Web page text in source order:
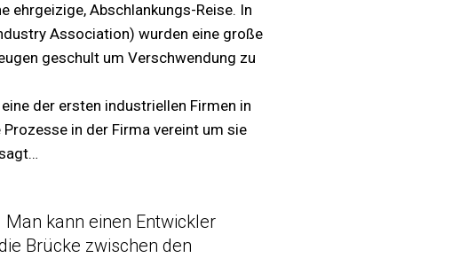
ehrgeizige, Abschlankungs-Reise. In
Association) wurden eine große
geschult um Verschwendung zu
der ersten industriellen Firmen in
in der Firma vereint um sie
kann einen Entwickler
Brücke zwischen den